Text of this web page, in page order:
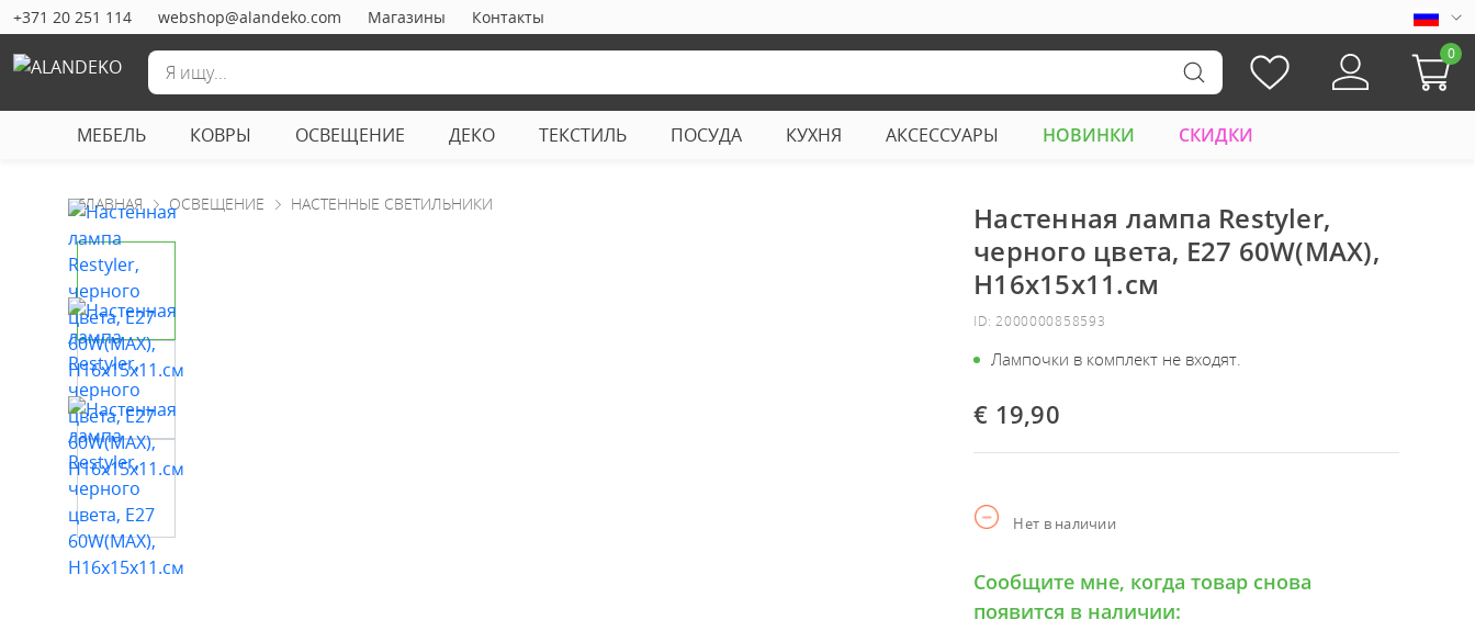
+371 20 251 114 webshop@alandeko.com Магазины Контакты
0
МЕБЕЛЬ КОВРЫ ОСВЕЩЕНИЕ ДЕКО ТЕКСТИЛЬ ПОСУДА КУХНЯ АКСЕССУАРЫ НОВИНКИ СКИДКИ
ГЛАВНАЯ ОСВЕЩЕНИЕ НАСТЕННЫЕ СВЕТИЛЬНИКИ
Настенная лампа Restyler,
черного цвета, E27 60W(MAX),
H16x15x11.см
ID: 2000000858593
Лампочки в комплект не входят.
€ 19,90
Нет в наличии
Сообщите мне, когда товар снова
появится в наличии: